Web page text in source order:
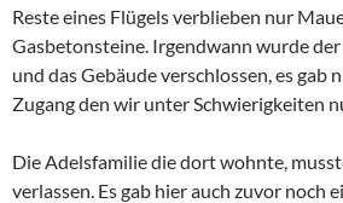
Reste eines Flügels verblieben nur
Gasbetonsteine. Irgendwann wurde
und das Gebäude verschlossen, es gab
Zugang den wir unter Schwierigkeiten
Die Adelsfamilie die dort wohnte,
verlassen. Es gab hier auch zuvor noch